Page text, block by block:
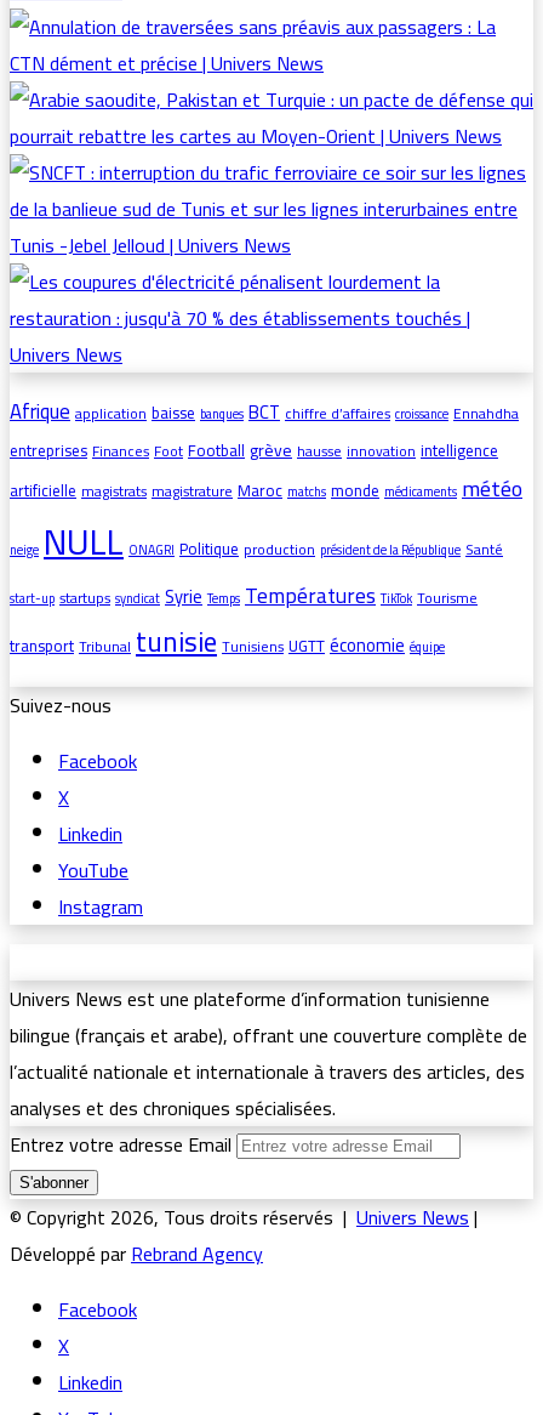
Afriqueapplicationbaisse banques BCTchiffre d’affaires croissance Ennahdha
entreprisesFinancesFootFootballgrèvehausseinnovationintelligence
artificiellemagistratsmagistratureMaroc matchs monde médicaments météo
neige NULL ONAGRI Politique production président de la République Santé
start-up startups syndicat Syrie Temps Températures TikTok Tourisme
transportTribunaltunisieTunisiensUGTTéconomie équipe
Suivez-nous
Facebook
X
Linkedin
YouTube
Instagram
Univers News est une plateforme d’information tunisienne
bilingue (français et arabe), offrant une couverture complète de
l’actualité nationale et internationale à travers des articles, des
analyses et des chroniques spécialisées.
Entrez votre adresse Email
© Copyright 2026, Tous droits réservés |Univers News|
Développé parRebrand Agency
Facebook
X
Linkedin